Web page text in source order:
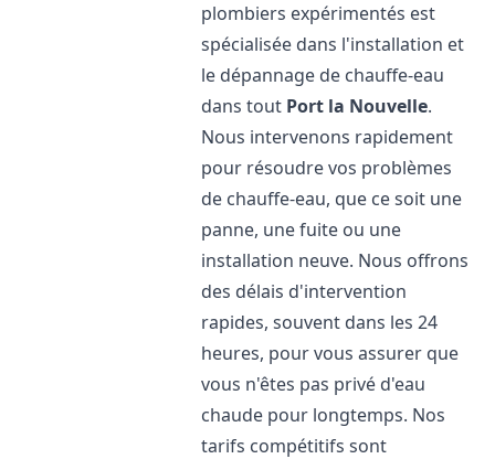
plombiers expérimentés est
spécialisée dans l'installation et
le dépannage de chauffe-eau
dans tout Port la Nouvelle.
Nous intervenons rapidement
pour résoudre vos problèmes
de chauffe-eau, que ce soit une
panne, une fuite ou une
installation neuve. Nous offrons
des délais d'intervention
rapides, souvent dans les 24
heures, pour vous assurer que
vous n'êtes pas privé d'eau
chaude pour longtemps. Nos
tarifs compétitifs sont